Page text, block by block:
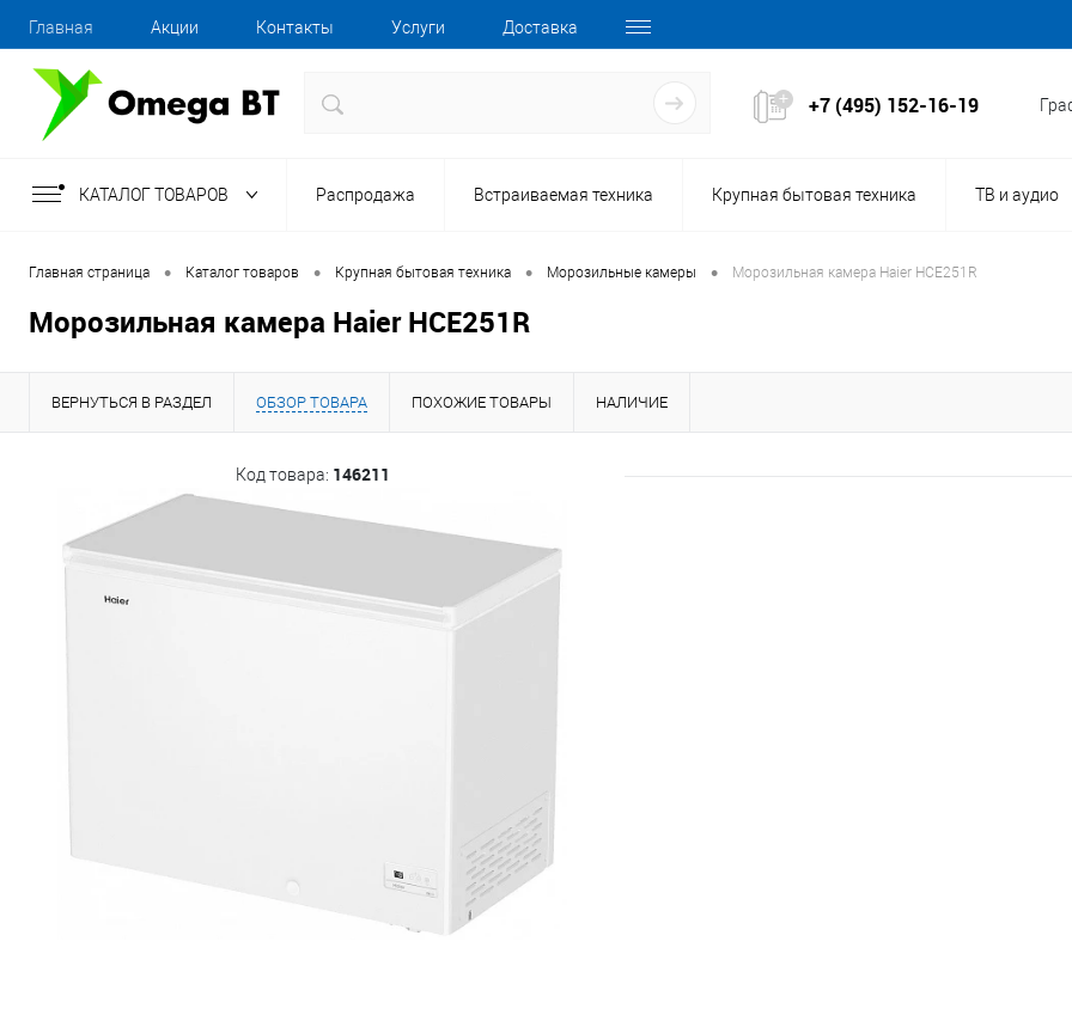
Главная Акции Контакты Услуги Доставка
+7 (495) 152-16-19
КАТАЛОГ ТОВАРОВ Распродажа Встраиваемая техника Крупная бытовая техника ТВ и аудио
Главная страница • Каталог товаров • Крупная бытовая техника • Морозильные камеры • Морозильная камера Haier HCE251R
Морозильная камера Haier HCE251R
ВЕРНУТЬСЯ В РАЗДЕЛ ОБЗОР ТОВАРА ПОХОЖИЕ ТОВАРЫ НАЛИЧИЕ
Код товара: 146211 Код товара:146211